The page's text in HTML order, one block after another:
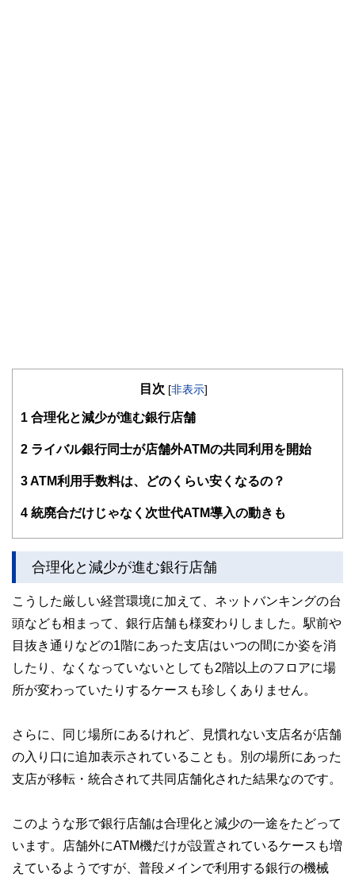
目次 [非表示]
1 合理化と減少が進む銀行店舗
2 ライバル銀行同士が店舗外ATMの共同利用を開始
3 ATM利用手数料は、どのくらい安くなるの？
4 統廃合だけじゃなく次世代ATM導入の動きも
合理化と減少が進む銀行店舗
こうした厳しい経営環境に加えて、ネットバンキングの台
頭なども相まって、銀行店舗も様変わりしました。駅前や
目抜き通りなどの1階にあった支店はいつの間にか姿を消
したり、なくなっていないとしても2階以上のフロアに場
所が変わっていたりするケースも珍しくありません。
さらに、同じ場所にあるけれど、見慣れない支店名が店舗
の入り口に追加表示されていることも。別の場所にあった
支店が移転・統合されて共同店舗化された結果なのです。
このような形で銀行店舗は合理化と減少の一途をたどって
います。店舗外にATM機だけが設置されているケースも増
えているようですが、普段メインで利用する銀行の機械